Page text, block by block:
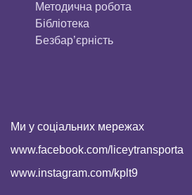
Методична робота
Бібліотека
Безбар’єрність
Ми у соціальних мережах
www.facebook.com/liceytransporta
www.instagram.com/kplt9